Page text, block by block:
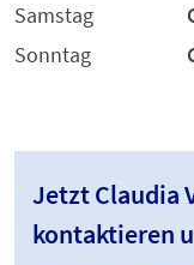
Samstag
Sonntag
Jetzt Claudia
kontaktieren